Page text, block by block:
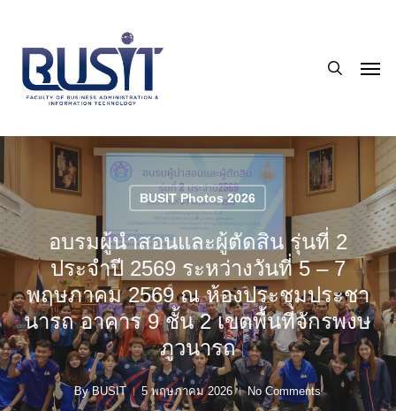
main
content
BUSIT Photos 2026
อบรมผู้นำสอนและผู้ตัดสิน รุ่นที่ 2
ประจำปี 2569 ระหว่างวันที่ 5 – 7
พฤษภาคม 2569 ณ ห้องประชุมประชา
นารถ อาคาร 9 ชั้น 2 เขตพื้นที่จักรพงษ
ภูวนารถ
By BUSIT 5 พฤษภาคม 2026 No Comments